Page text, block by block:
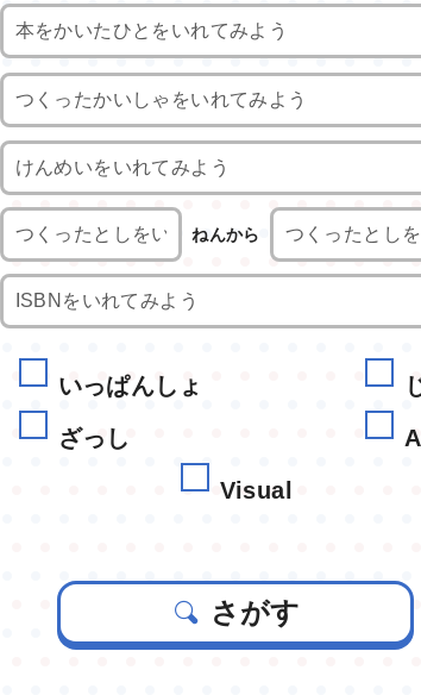
ねんから
いっぱんしょ
ざっし
Visual
さがす